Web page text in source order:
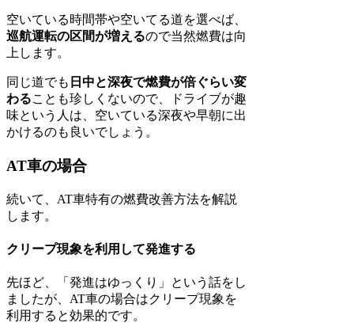
空いている時間帯や空いてる道を選べば、
巡航運転の区間が増えるので当然燃費は向
上します。
同じ道でも 日中と深夜で燃費が倍ぐらい変
わることも珍しくないので、ドライブが趣
味という人は、空いている深夜や早朝に出
かけるのも良いでしょう。
AT車の場合
続いて、AT車特有の燃費改善方法を解説
します。
クリープ現象を利用して発進する
先ほど、「発進はゆっくり」という話をし
ましたが、AT車の場合はクリープ現象を
利用すると効果的です。